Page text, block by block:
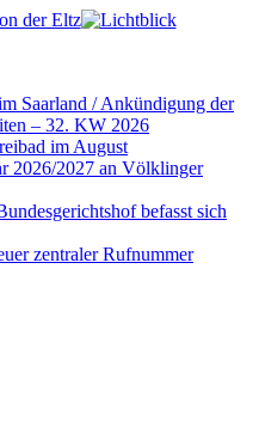
Saarland / Ankündigung der
– 32. KW 2026
im August
2026/2027 an Völklinger
befasst sich
zentraler Rufnummer